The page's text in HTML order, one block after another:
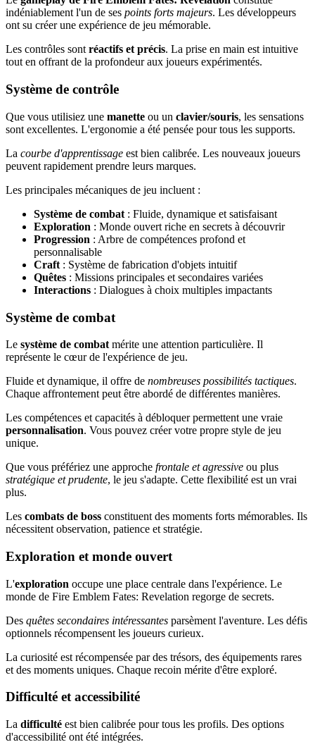
indéniablement l'un de ses points forts majeurs. Les développeurs
ont su créer une expérience de jeu mémorable.
Les contrôles sontréactifs et précis. La prise en main est intuitive
tout en offrant de la profondeur aux joueurs expérimentés.
Système de contrôle
Que vous utilisiez une manette ou un clavier/souris, les sensations
sont excellentes. L'ergonomie a été pensée pour tous les supports.
La courbe d'apprentissage est bien calibrée. Les nouveaux joueurs
peuvent rapidement prendre leurs marques.
Les principales mécaniques de jeu incluent :
Système de combat : Fluide, dynamique et satisfaisant
Exploration : Monde ouvert riche en secrets à découvrir
Progression : Arbre de compétences profond et
personnalisable
Craft : Système de fabrication d'objets intuitif
Quêtes : Missions principales et secondaires variées
Interactions : Dialogues à choix multiples impactants
Système de combat
Le système de combat mérite une attention particulière. Il
représente le cœur de l'expérience de jeu.
Fluide et dynamique, il offre de nombreuses possibilités tactiques.
Chaque affrontement peut être abordé de différentes manières.
Les compétences et capacités à débloquer permettent une vraie
personnalisation. Vous pouvez créer votre propre style de jeu
unique.
Que vous préfériez une approche frontale et agressive ou plus
stratégique et prudente, le jeu s'adapte. Cette flexibilité est un vrai
plus.
Les combats de boss constituent des moments forts mémorables. Ils
nécessitent observation, patience et stratégie.
Exploration et monde ouvert
L'exploration occupe une place centrale dans l'expérience. Le
monde de Fire Emblem Fates: Revelation regorge de secrets.
Des quêtes secondaires intéressantes parsèment l'aventure. Les défis
optionnels récompensent les joueurs curieux.
La curiosité est récompensée par des trésors, des équipements rares
et des moments uniques. Chaque recoin mérite d'être exploré.
Difficulté et accessibilité
La difficulté est bien calibrée pour tous les profils. Des options
d'accessibilité ont été intégrées.